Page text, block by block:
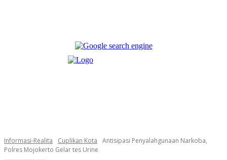
Informasi-Realita Cuplikan Kota
Antisipasi Penyalahgunaan Narkoba,
Polres Mojokerto Gelar tes Urine